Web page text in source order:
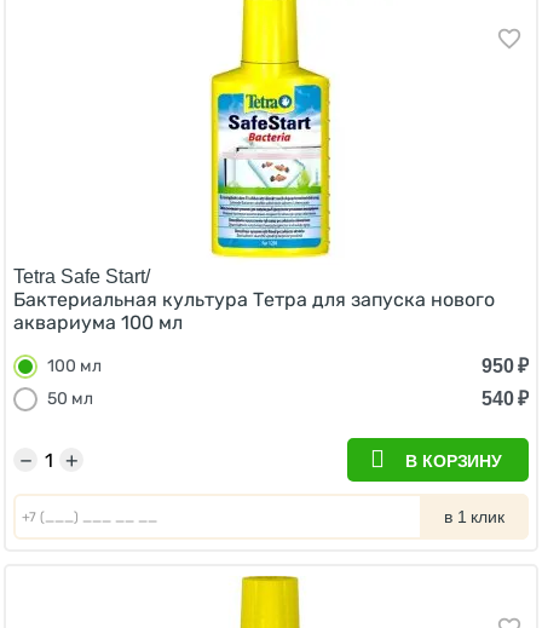
Tetra Safe Start/
Бактериальная культура Тетра для запуска нового
аквариума 100 мл
100 мл 950₽
50 мл
540₽
+
− В КОРЗИНУ
в 1 клик